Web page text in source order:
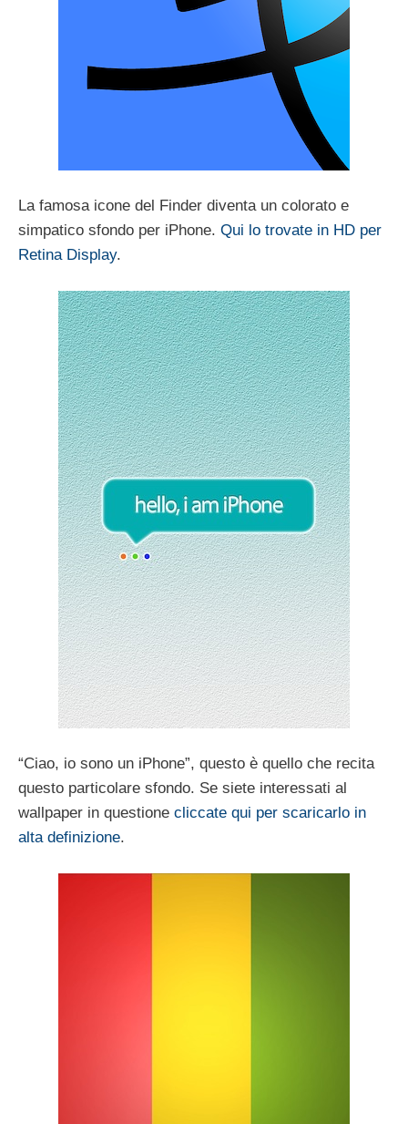
La famosa icone del Finder diventa un colorato e
simpatico sfondo per iPhone. Qui lo trovate in HD per
Retina Display.
“Ciao, io sono un iPhone”, questo è quello che recita
questo particolare sfondo. Se siete interessati al
wallpaper in questione cliccate qui per scaricarlo in
alta definizione.